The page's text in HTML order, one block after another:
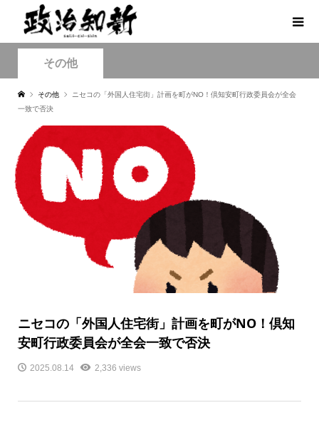
その他
その他
ニセコの「外国人住宅街」計画を町がNO！倶知安町行政委員会が全会
一致で否決
ニセコの「外国人住宅街」計画を町がNO！倶知
安町行政委員会が全会一致で否決
2025.08.14 2,336 views